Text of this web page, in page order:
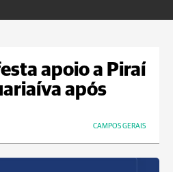
apoio a Piraí
após
CAMPOS GERAIS